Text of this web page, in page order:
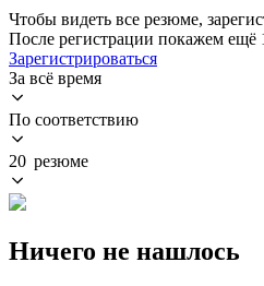
Чтобы видеть все резюме,
После регистрации покажем ещё
Зарегистрироваться
За всё время
По соответствию
20 резюме
Ничего не нашлось